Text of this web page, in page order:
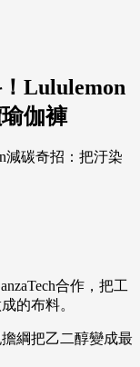
Lululemon
伽褲
合作，把工
的布料。
綱把乙二醇變成最